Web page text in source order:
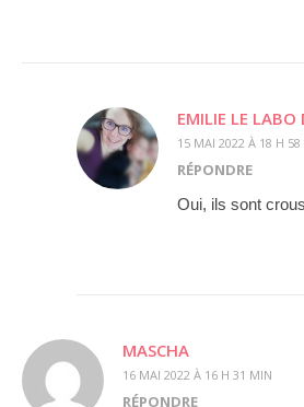
EMILIE LE
15 MAI 2022 À 18 H 58
RÉPONDRE
Oui, ils sont
MASCHA
16 MAI 2022 À 16 H 31 MIN
RÉPONDRE